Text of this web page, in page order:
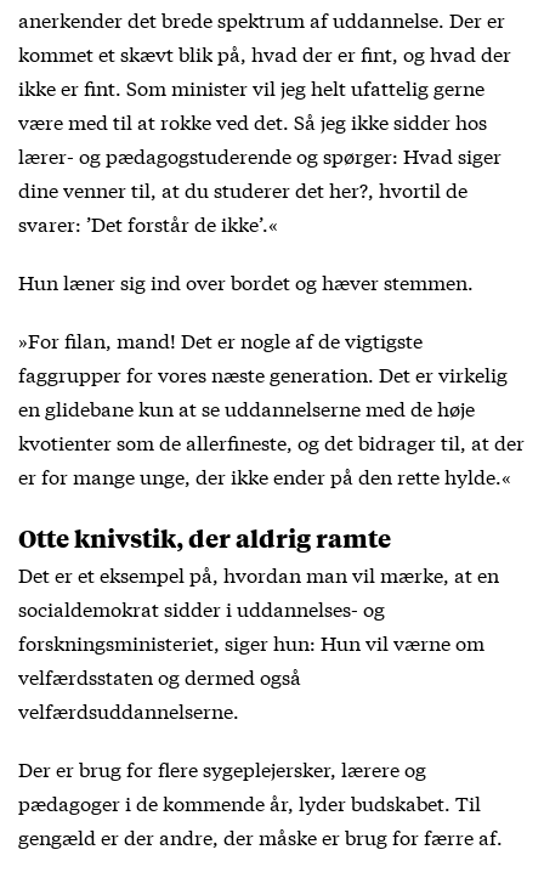
anerkender det brede spektrum af uddannelse. Der er
kommet et skævt blik på, hvad der er fint, og hvad der
ikke er fint. Som minister vil jeg helt ufattelig gerne
være med til at rokke ved det. Så jeg ikke sidder hos
lærer- og pædagogstuderende og spørger: Hvad siger
dine venner til, at du studerer det her?, hvortil de
svarer: ’Det forstår de ikke’.«
Hun læner sig ind over bordet og hæver stemmen.
»For filan, mand! Det er nogle af de vigtigste
faggrupper for vores næste generation. Det er virkelig
en glidebane kun at se uddannelserne med de høje
kvotienter som de allerfineste, og det bidrager til, at der
er for mange unge, der ikke ender på den rette hylde.«
Otte knivstik, der aldrig ramte
Det er et eksempel på, hvordan man vil mærke, at en
socialdemokrat sidder i uddannelses- og
forskningsministeriet, siger hun: Hun vil værne om
velfærdsstaten og dermed også
velfærdsuddannelserne.
Der er brug for flere sygeplejersker, lærere og
pædagoger i de kommende år, lyder budskabet. Til
gengæld er der andre, der måske er brug for færre af.